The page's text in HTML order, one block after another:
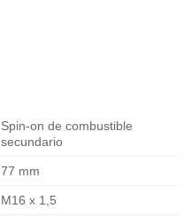
Spin-on de combustible
secundario
77 mm
M16 x 1,5